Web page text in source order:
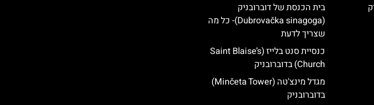
בית הכנסת של דוברובניק
(Dubrovačka sinagoga)- כל מה
שצריך לדעת
כנסיית סנט בלייז (Saint Blaise’s
Church) בדוברובניק
מגדל מינצ'טה (Minčeta Tower)
בדוברובניק